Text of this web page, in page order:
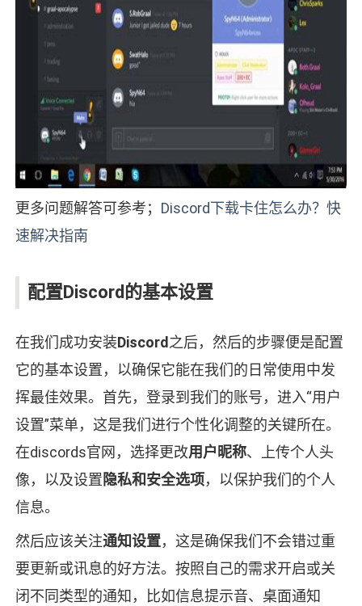
更多问题解答可参考； Discord下载卡住怎么办？快
速解决指南
配置Discord的基本设置
在我们成功安装Discord之后，然后的步骤便是配置
它的基本设置，以确保它能在我们的日常使用中发
挥最佳效果。首先，登录到我们的账号，进入“用户
设置”菜单，这是我们进行个性化调整的关键所在。
在discords官网，选择更改用户昵称、上传个人头
像，以及设置隐私和安全选项，以保护我们的个人
信息。
然后应该关注通知设置，这是确保我们不会错过重
要更新或讯息的好方法。按照自己的需求开启或关
闭不同类型的通知，比如信息提示音、桌面通知